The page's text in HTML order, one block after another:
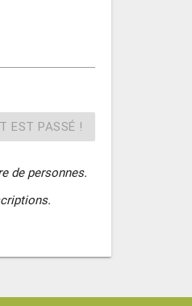
EST PASSÉ !
de personnes.